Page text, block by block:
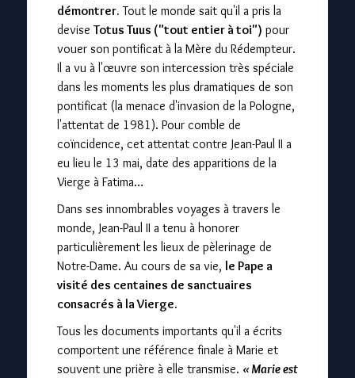
démontrer. Tout le monde sait qu'il a pris la
devise Totus Tuus ("tout entier à toi") pour
vouer son pontificat à la Mère du Rédempteur.
Il a vu à l'œuvre son intercession très spéciale
dans les moments les plus dramatiques de son
pontificat (la menace d'invasion de la Pologne,
l'attentat de 1981). Pour comble de
coïncidence, cet attentat contre Jean-Paul II a
eu lieu le 13 mai, date des apparitions de la
Vierge à Fatima…
Dans ses innombrables voyages à travers le
monde, Jean-Paul II a tenu à honorer
particulièrement les lieux de pèlerinage de
Notre-Dame. Au cours de sa vie, le Pape a
visité des centaines de sanctuaires
consacrés à la Vierge.
Tous les documents importants qu'il a écrits
comportent une référence finale à Marie et
souvent une prière à elle transmise. « Marie est